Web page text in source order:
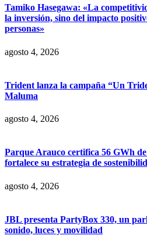
Tamiko Hasegawa: «La
la inversión, sino del impacto
personas»
agosto 4, 2026
Trident lanza la campaña “Un
Maluma
agosto 4, 2026
Parque Arauco certifica 56 GWh
fortalece su estrategia de
agosto 4, 2026
JBL presenta PartyBox 330, un
sonido, luces y movilidad